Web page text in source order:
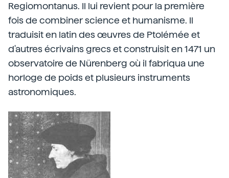
Regiomontanus. Il lui revient pour la première
fois de combiner science et humanisme. Il
traduisit en latin des œuvres de Ptolémée et
d'autres écrivains grecs et construisit en 1471 un
observatoire de Nürenberg où il fabriqua une
horloge de poids et plusieurs instruments
astronomiques.